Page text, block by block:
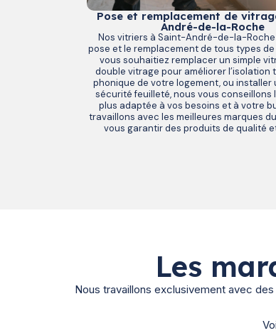
Pose et remplacement de
André-de-la-Roche
Nos vitriers à Saint-André-de-la-
pose et le remplacement de tous types
vous souhaitiez remplacer un simple
double vitrage pour améliorer l’isolation
phonique de votre logement, ou installer
sécurité feuilleté, nous vous conseillons
plus adaptée à vos besoins et à votre
travaillons avec les meilleures marques
vous garantir des produits de qualité
Les
Nous travaillons exclusivement avec des